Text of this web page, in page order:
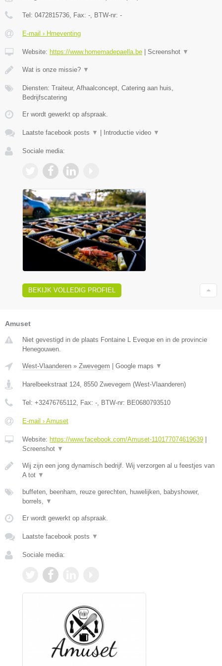
Tel: 0472815736, Fax: -, BTW-nr: -
E-mail › Hmeventing
Website: https://www.homemadepaella.be Screenshot ▼
Wat is onze missie? ▼
Diensten: Traiteur, Afhaalconcept, Catering aan huis,
Bedrijfscatering
Er wordt gewerkt op afspraak.
Laatste facebook posts ▼ Introductie video ▼
Sociale media:
BEKIJK VOLLEDIG PROFIEL
Amuset
Niet gevestigd in de plaats Fontaine L Eveque en in de provincie
Henegouwen.
West-Vlaanderen » Zwevegem Google maps ▼
Harelbeekstraat 124, 8550 Zwevegem (West-Vlaanderen)
Tel: +32476765112, Fax: -, BTW-nr: BE0680793510
E-mail › Amuset
Website: https://www.facebook.com/Amuset-110177074619639
Screenshot ▼
Wij zijn een jong dynamisch bedrijf. Wij verzorgen al u feestjes van
A tot ▼
buffeten, beenham, reuze gerechten, huwelijken, babyshower,
borrels, ▼
Er wordt gewerkt op afspraak.
Laatste facebook posts ▼
Sociale media: